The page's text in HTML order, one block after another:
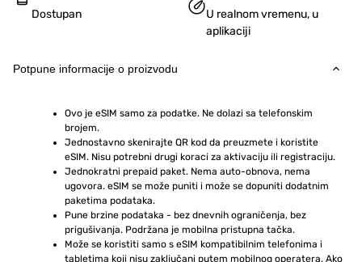
Dostupan
U realnom vremenu, u
aplikaciji
Potpune informacije o proizvodu
Ovo je eSIM samo za podatke. Ne dolazi sa telefonskim
brojem.
Jednostavno skenirajte QR kod da preuzmete i koristite
eSIM. Nisu potrebni drugi koraci za aktivaciju ili registraciju.
Jednokratni prepaid paket. Nema auto-obnova, nema
ugovora. eSIM se može puniti i može se dopuniti dodatnim
paketima podataka.
Pune brzine podataka - bez dnevnih ograničenja, bez
prigušivanja. Podržana je mobilna pristupna tačka.
Može se koristiti samo s eSIM kompatibilnim telefonima i
tabletima koji nisu zaključani putem mobilnog operatera. Ako